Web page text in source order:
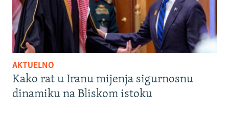
AKTUELNO
Kako rat u Iranu mijenja sigurnosnu
dinamiku na Bliskom istoku